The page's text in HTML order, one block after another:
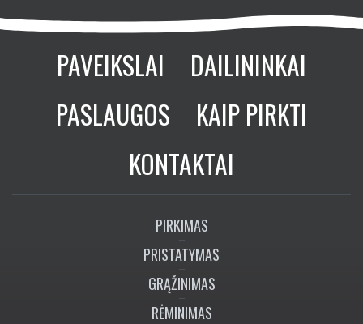
PAVEIKSLAI
DAILININKAI
PASLAUGOS
KAIP PIRKTI
KONTAKTAI
PIRKIMAS
PRISTATYMAS
GRĄŽINIMAS
RĖMINIMAS